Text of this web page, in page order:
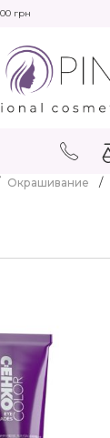
грн
Окрашивание